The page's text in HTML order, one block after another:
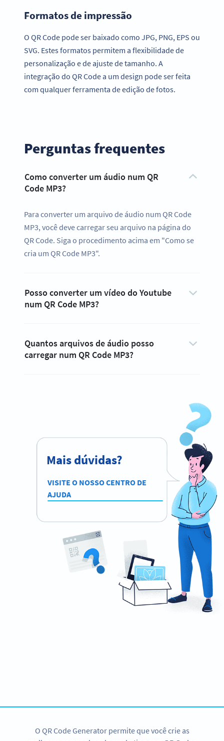
Formatos de impressão
O QR Code pode ser baixado como JPG, PNG, EPS ou
SVG. Estes formatos permitem a flexibilidade de
personalização e de ajuste de tamanho. A
integração do QR Code a um design pode ser feita
com qualquer ferramenta de edição de fotos.
Perguntas frequentes
Como converter um áudio num QR
Code MP3?
Para converter um arquivo de áudio num QR Code
MP3, você deve carregar seu arquivo na página do
QR Code. Siga o procedimento acima em "Como se
cria um QR Code MP3".
Posso converter um vídeo do Youtube
num QR Code MP3?
Quantos arquivos de áudio posso
carregar num QR Code MP3?
Mais dúvidas?
VISITE O NOSSO CENTRO DE
AJUDA
O QR Code Generator permite que você crie as